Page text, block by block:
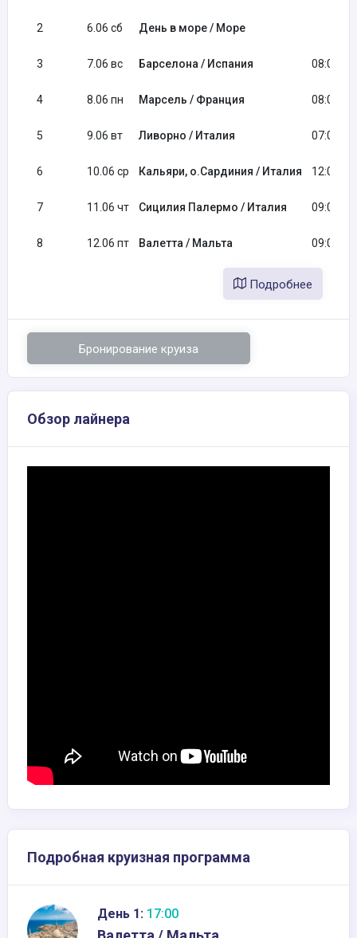
2 6.06 сб День в море / Море
3 7.06 вс Барселона / Испания 08:00
4 8.06 пн Марсель / Франция 08:00
5 9.06 вт Ливорно / Италия 07:00
6 10.06 ср Кальяри, о.Сардиния / Италия 12:00
7 11.06 чт Сицилия Палермо / Италия 09:00
8 12.06 пт Валетта / Мальта 09:00
Подробнее
Бронирование круиза
Обзор лайнера
Подробная круизная программа
День 1: 17:00